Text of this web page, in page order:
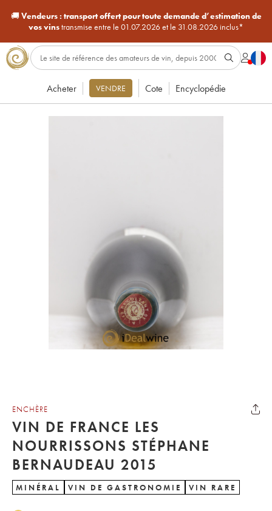
🚚Vendeurs : transport offert pour toute demande d’estimation de
vos vinstransmise entre le 01.07.2026 et le 31.08.2026 inclus*
Acheter VENDRE Cote Encyclopédie
ENCHÈRE
VIN DE FRANCE LES
NOURRISSONS STÉPHANE
BERNAUDEAU 2015
MINÉRAL VIN DE GASTRONOMIE VIN RARE